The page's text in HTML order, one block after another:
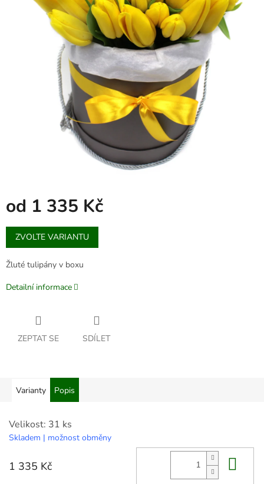
od 1 335 Kč
Měrná
cena:
ZVOLTE VARIANTU
Žluté tulipány v boxu
Detailní informace
ZEPTAT SE SDÍLET
Varianty Popis
Velikost: 31 ks
Skladem | možnost obměny
1 335 Kč